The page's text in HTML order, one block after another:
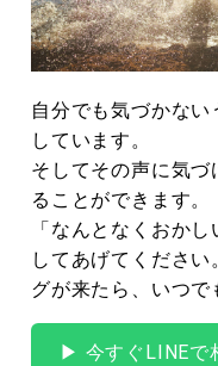
自分でも気づかな
しています。
そしてその声に気
ることができます。
「なんとなくおか
してあげてくださ
グが来たら、いつで
▶ 今すぐLINEで